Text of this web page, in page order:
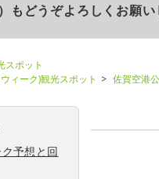
どうぞよろしくお願い
スポット
ィーク)観光スポット 佐賀空港
予想と回